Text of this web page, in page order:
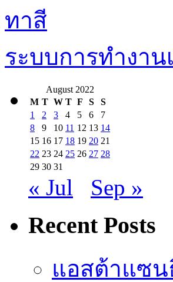
ทาสี
ระบบการทำงา
August 2022
M T W T F S
S
1
2 3 4 5 6
7
8
9 10 11 12 13 14
15 16 17 18 19 20 21
22 23 24 25 26 27 28
29 30 31
« Jul Sep »
Recent Posts
แอสต้าแซน